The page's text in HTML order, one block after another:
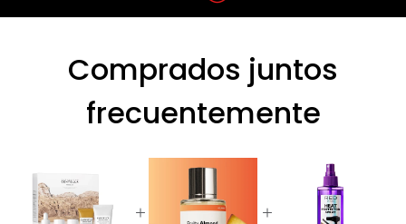
Comprados juntos
frecuentemente